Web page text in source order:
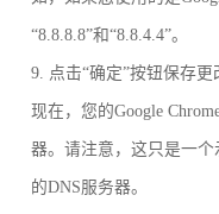
“8.8.8.8”和“8.8.4.4”。
9. 点击“确定”按钮保存更
现在，您的Google
器。请注意，这只是一
的DNS服务器。